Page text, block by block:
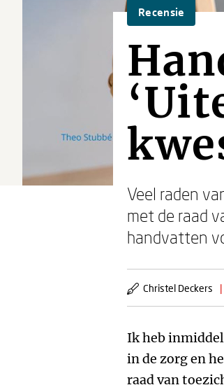
Recensie
Veel raden
met de raad
handvatten
Christel Deckers |
Ik heb
in de zorg en
raad van